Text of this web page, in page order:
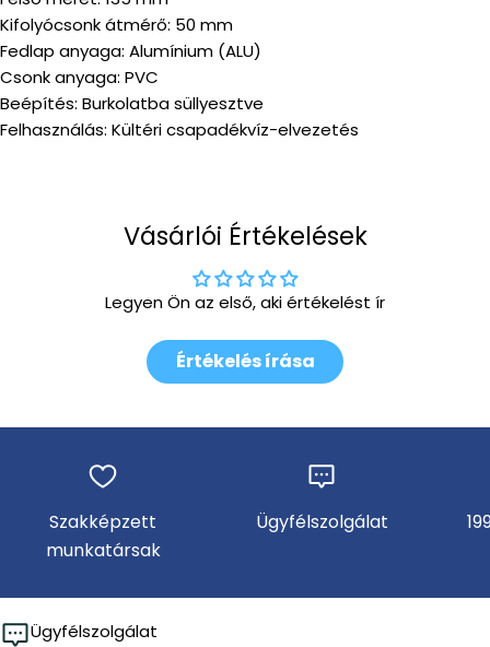
Kifolyócsonk átmérő: 50 mm
Fedlap anyaga: Alumínium (ALU)
Csonk anyaga: PVC
Beépítés: Burkolatba süllyesztve
Felhasználás: Kültéri csapadékvíz-elvezetés
Vásárlói Értékelések
Legyen Ön az első, aki értékelést ír
Értékelés írása
Szakképzett
munkatársak
Ügyfélszolgálat
Ügyfélszolgálat